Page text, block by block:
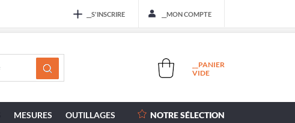
__S'INSCRIRE __MON COMPTE
__PANIER
VIDE
MESURES OUTILLAGES NOTRE SÉLECTION